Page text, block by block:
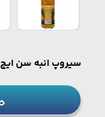
سیروپ انبه سن ایچ